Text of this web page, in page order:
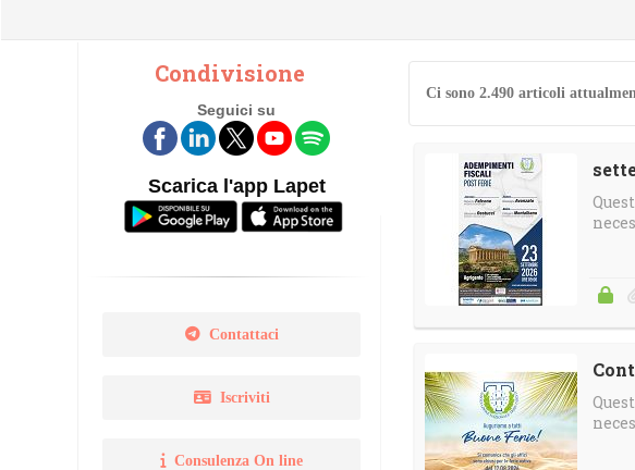
Contatti
Legge 14 gennaio 2013 N. 4
Norma Uni 11511
Condivisione
Seguici su
Scarica l'app Lapet
Contattaci
Iscriviti
Consulenza On line
Ci sono 2.490 articoli